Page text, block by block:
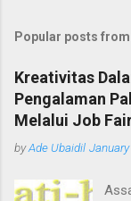
Popular posts
Kreativitas
Pengalaman
Melalui Job
byAde Ubaidil